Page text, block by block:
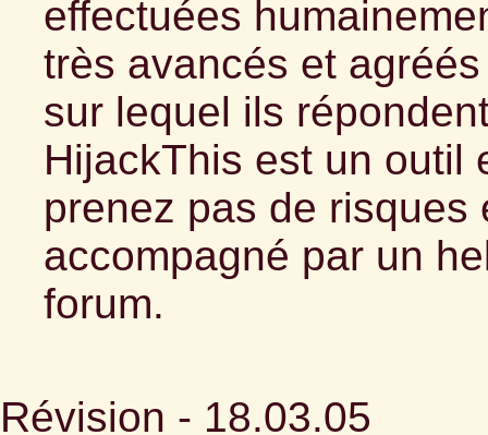
effectuées
très avancés et
sur lequel ils
HijackThis est un outil
prenez pas de risques
accompagné par un
forum.
Révision - 18.03.05